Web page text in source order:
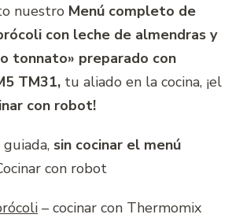
nuestro Menú completo de
con leche de almendras y
tonnato» preparado con
TM31, tu aliado en la cocina, ¡el
con robot!
sin cocinar el menú
con robot
– cocinar con Thermomix